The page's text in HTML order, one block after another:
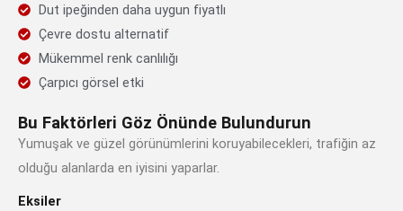
Dut ipeğinden daha uygun fiyatlı
Çevre dostu alternatif
Mükemmel renk canlılığı
Çarpıcı görsel etki
Bu Faktörleri Göz Önünde Bulundurun
Yumuşak ve güzel görünümlerini koruyabilecekleri, trafiğin az
olduğu alanlarda en iyisini yaparlar.
Eksiler